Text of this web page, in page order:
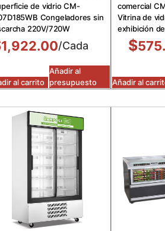
de vidrio CM-
Congeladores sin
220V/720W
1,922.00/Cada
al carrito
Añadir al
presupuesto
comercial
Vitrina de
exhibición
$
Añadir al